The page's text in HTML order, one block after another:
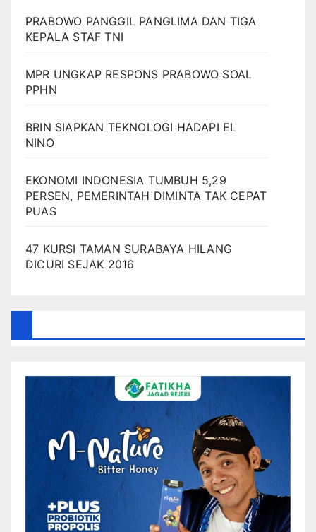
PRABOWO PANGGIL PANGLIMA DAN TIGA
KEPALA STAF TNI
MPR UNGKAP RESPONS PRABOWO SOAL
PPHN
BRIN SIAPKAN TEKNOLOGI HADAPI EL
NINO
EKONOMI INDONESIA TUMBUH 5,29
PERSEN, PEMERINTAH DIMINTA TAK CEPAT
PUAS
47 KURSI TAMAN SURABAYA HILANG
DICURI SEJAK 2016